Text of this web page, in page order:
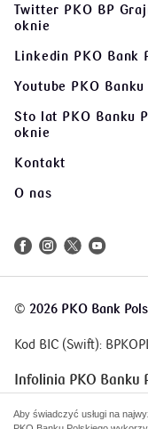
Twitter PKO BP
oknie
Linkedin PKO Bank
Youtube PKO
Sto lat PKO Banku
oknie
Kontakt
O nas
© 2026 PKO Bank
Kod BIC (Swift):
Infolinia PKO Banku
Infolinia Korporacje
Aby świadczyć usługi na